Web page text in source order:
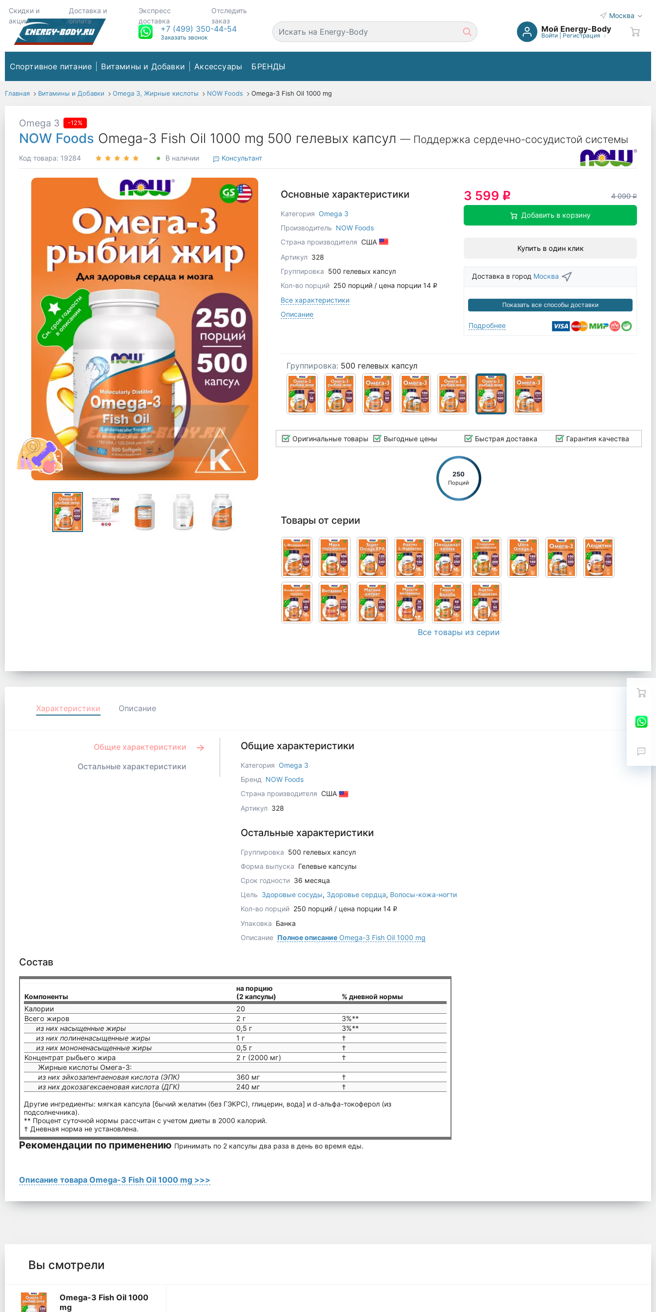
Скидки и
акции
Доставка и
оплата
Экспресс
доставка
Отследить
заказ
Москва
+7 (499) 350-44-54
Заказать звонок
Мой Energy-Body
Войти| Регистрация
Спортивное питание Витамины и Добавки Аксессуары БРЕНДЫ
Главная Витамины и Добавки Omega 3, Жирные кислоты NOW Foods Omega-3 Fish Oil 1000 mg
Omega 3 -12%
NOW Foods Omega-3 Fish Oil 1000 mg 500 гелевых капсул — Поддержка сердечно-сосудистой системы
Код товара: 19284 В наличии Консультант
Основные характеристики
Категория Omega 3
Производитель NOW Foods
Страна производителя США
Артикул 328
Группировка 500 гелевых капсул
Кол-во порций 250 порций / цена порции 14 q
Все характеристики
Описание
3 599 q 4 090q
Добавить в корзину
Купить в один клик
Доставка в город Москва
Показать все способы доставки
Подробнее
Группировка: 500 гелевых капсул
Оригинальные товары Выгодные цены Быстрая доставка Гарантия качества
250
Порций
Товары от серии
Все товары из серии
Характеристики Описание
Общие характеристики
Остальные характеристики
Общие характеристики
Категория Omega 3
Бренд
NOW Foods
Страна производителя США
Артикул 328
Остальные характеристики
Группировка 500 гелевых капсул
Форма выпуска Гелевые капсулы
Срок годности 36 месяца
Цель Здоровые сосуды, Здоровье сердца, Волосы-кожа-ногти
Кол-во порций 250 порций / цена порции 14 q
Упаковка Банка
Описание Полное описаниеOmega-3 Fish Oil 1000 mg
Состав
Компоненты
на порцию
(2 капсулы)
% дневной нормы
Калории
20
Всего жиров
2 г
3%**
из них насыщенные жиры
0,5 г
3%**
из них полиненасыщенные жиры
1 г
†
из них мононенасыщенные жиры
0,5 г
†
Концентрат рыбьего жира
2 г (2000 мг)
†
Жирные кислоты Омега-3:
из них эйкозапентаеновая кислота (ЭПК)
360 мг
†
из них докозагексаеновая кислота (ДГК)
240 мг †
Другие ингредиенты: мягкая капсула [бычий желатин (без ГЭКРС), глицерин, вода] и d-альфа-токоферол (из
подсолнечника).
** Процент суточной нормы рассчитан с учетом диеты в 2000 калорий.
† Дневная норма не установлена.
Рекомендации по применению Принимать по 2 капсулы два раза в день во время еды.
Описание товара Omega-3 Fish Oil 1000 mg >>>
Вы смотрели
Omega-3 Fish Oil 1000
mg